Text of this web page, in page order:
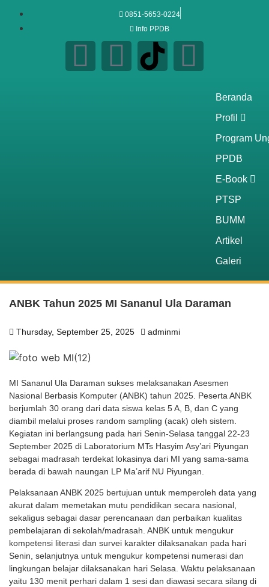
0851-5653-0224
Info PPDB
Beranda
Profil
Program
PPDB
E-Book
PTSP
BUMM
Artikel
Galeri
ANBK Tahun 2025 MI Sananul Ula Daraman
Thursday, September 25, 2025 adminmi
MI Sananul Ula Daraman sukses melaksanakan Asesmen
Nasional Berbasis Komputer (ANBK) tahun 2025. Peserta ANBK
berjumlah 30 orang dari data siswa kelas 5 A, B, dan C yang
diambil melalui proses random sampling (acak) oleh sistem.
Kegiatan ini berlangsung pada hari Senin-Selasa tanggal 22-23
September 2025 di Laboratorium MTs Hasyim Asy’ari Piyungan
sebagai madrasah terdekat lokasinya dari MI yang sama-sama
berada di bawah naungan LP Ma’arif NU Piyungan.
Pelaksanaan ANBK 2025 bertujuan untuk memperoleh data yang
akurat dalam memetakan mutu pendidikan secara nasional,
sekaligus sebagai dasar perencanaan dan perbaikan kualitas
pembelajaran di sekolah/madrasah. ANBK untuk mengukur
kompetensi literasi dan survei karakter dilaksanakan pada hari
Senin, selanjutnya untuk mengukur kompetensi numerasi dan
lingkungan belajar dilaksanakan hari Selasa. Waktu pelaksanaan
yaitu 130 menit perhari dalam 1 sesi dan diawasi secara silang di